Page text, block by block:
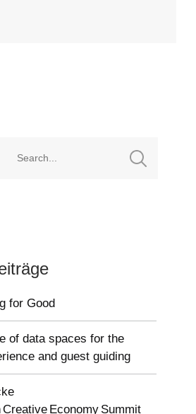
for Good
of data spaces for the
and guest guiding
Creative Economy Summit